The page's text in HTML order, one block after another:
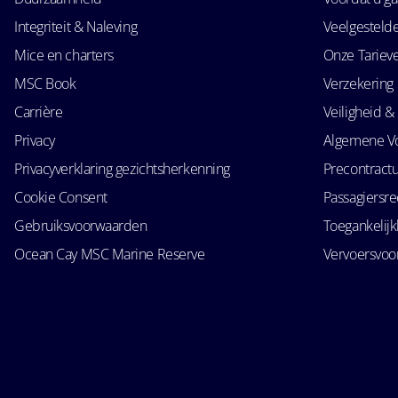
Integriteit & Naleving
Mice en charters
MSC Book
Carrière
Privacy
Privacyverklaring gezichtsherkenning
Cookie Consent
Gebruiksvoorwaarden
Ocean Cay MSC Marine Reserve
Onze
Verzekering
Veiligheid &
Algemene